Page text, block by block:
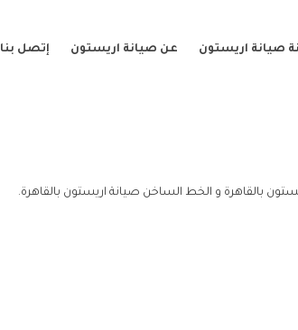
صيانة اريستون عن صيانة اريستون إتصل بنا
بالقاهرة و الخط الساخن صيانة اريستون بالقاهرة.